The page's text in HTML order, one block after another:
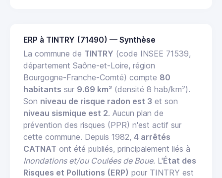
ERP à TINTRY (71490) — Synthèse
La commune de TINTRY (code INSEE 71539,
département Saône-et-Loire, région
Bourgogne-Franche-Comté) compte 80
habitants sur 9.69 km² (densité 8 hab/km²).
Son niveau de risque radon est 3 et son
niveau sismique est 2. Aucun plan de
prévention des risques (PPR) n'est actif sur
cette commune. Depuis 1982, 4 arrêtés
CATNAT ont été publiés, principalement liés à
Inondations et/ou Coulées de Boue. L'État des
Risques et Pollutions (ERP) pour TINTRY est